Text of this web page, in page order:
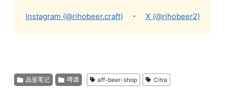
Instagram (@rihobeer.craft) ・ X (@rihobeer2)
品鉴笔记 啤酒 aff-beer-shop Citra